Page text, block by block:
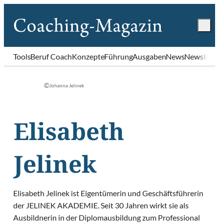
ToolsBeruf CoachKonzepteFührungAusgabenNews
©Johanna Jelinek
Elisabeth
Jelinek
Elisabeth Jelinek ist Eigentümerin und Geschäftsführerin
der JELINEK AKADEMIE. Seit 30 Jahren wirkt sie als
Ausbildnerin in der Diplomausbildung zum Professional